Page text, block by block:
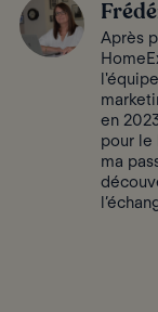
Après
en
pour le
ma